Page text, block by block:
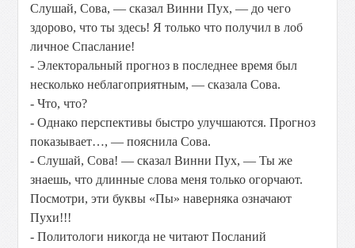
Слушай, Сова, — сказал Винни Пух, — до чего
здорово, что ты здесь! Я только что получил в лоб
личное Спаслание!
- Электоральный прогноз в последнее время был
несколько неблагоприятным, — сказала Сова.
- Что, что?
- Однако перспективы быстро улучшаются. Прогноз
показывает…, — пояснила Сова.
- Слушай, Сова! — сказал Винни Пух, — Ты же
знаешь, что длинные слова меня только огорчают.
Посмотри, эти буквы «Пы» наверняка означают
Пухи!!!
- Политологи никогда не читают Посланий